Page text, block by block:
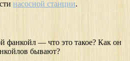
насосной станции.
фанкойл — что это такое? Как он
бывают?